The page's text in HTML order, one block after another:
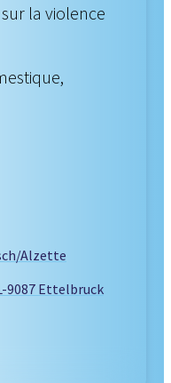
la violence
Alzette
9087 Ettelbruck